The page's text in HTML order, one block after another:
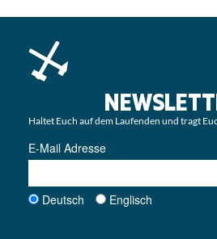
Haltet Euch auf dem Laufenden und tragt
E-Mail Adresse
Deutsch Englisch